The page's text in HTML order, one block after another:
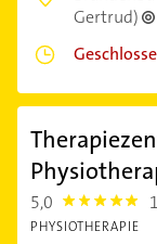
Gertrud)
5,0 5.0
PHYSIOTHERAPIE